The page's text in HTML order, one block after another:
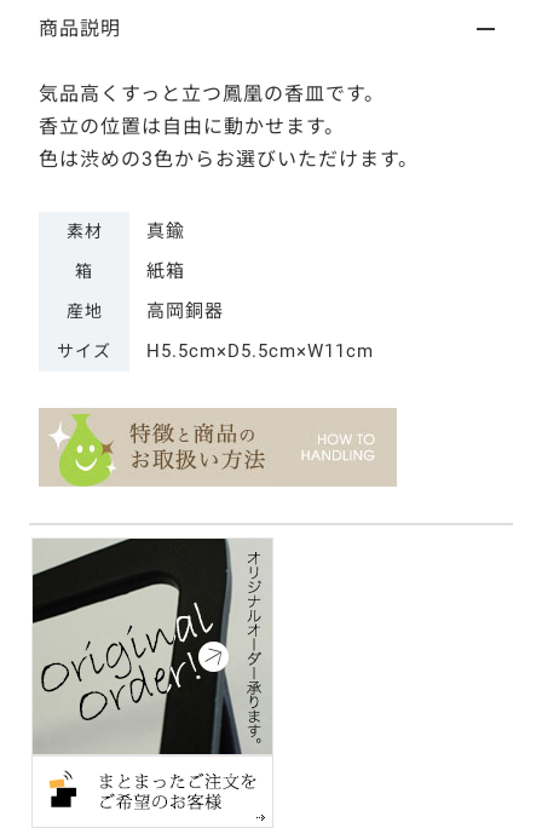
商品説明
気品高くすっと立つ鳳凰の香皿です。
香立の位置は自由に動かせます。
色は渋めの3色からお選びいただけます。
素材 真鍮
箱 紙箱
産地 高岡銅器
サイズ H5.5cm×D5.5cm×W11cm